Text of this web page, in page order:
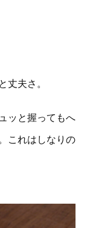
丈夫さ。
ッと握ってもへ
これはしなりの